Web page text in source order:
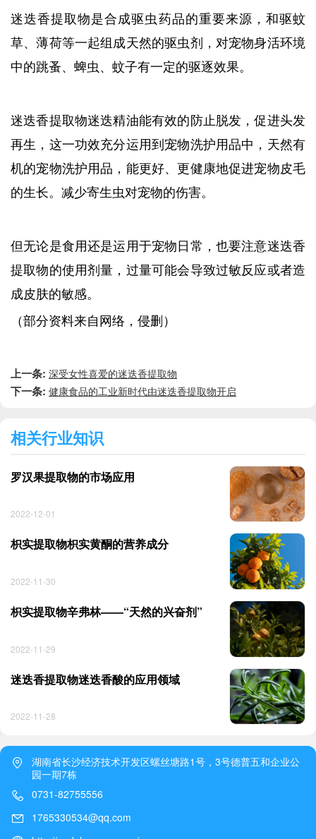
迷迭香提取物是合成驱虫药品的重要来源，和驱蚊
草、薄荷等一起组成天然的驱虫剂，对宠物身活环境
中的跳蚤、蜱虫、蚊子有一定的驱逐效果。
迷迭香提取物迷迭精油能有效的防止脱发，促进头发
再生，这一功效充分运用到宠物洗护用品中，天然有
机的宠物洗护用品，能更好、更健康地促进宠物皮毛
的生长。减少寄生虫对宠物的伤害。
但无论是食用还是运用于宠物日常，也要注意迷迭香
提取物的使用剂量，过量可能会导致过敏反应或者造
成皮肤的敏感。
（部分资料来自网络，侵删）
上一条: 深受女性喜爱的迷迭香提取物
下一条: 健康食品的工业新时代由迷迭香提取物开启
相关行业知识
罗汉果提取物的市场应用
2022-12-01
枳实提取物枳实黄酮的营养成分
2022-11-30
枳实提取物辛弗林——“天然的兴奋剂”
2022-11-29
迷迭香提取物迷迭香酸的应用领域
2022-11-28
湖南省长沙经济技术开发区螺丝塘路1号，3号德普五和企业公
园一期7栋
0731-82755556
1765330534@qq.com